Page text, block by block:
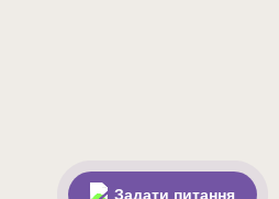
Задати питання